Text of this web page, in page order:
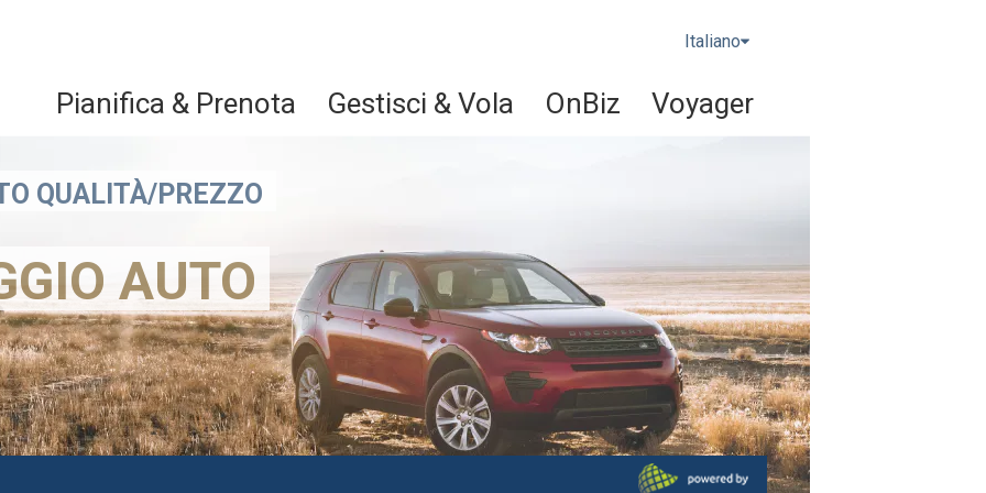
Italiano
Pianifica & Prenota Gestisci & Vola OnBiz Voyager
QUALITÀ/PREZZO
AUTO